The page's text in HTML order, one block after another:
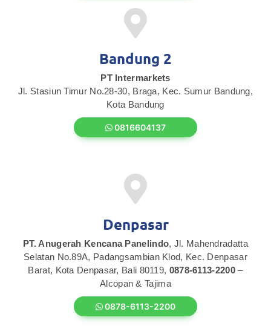
Bandung 2
PT Intermarkets
Jl. Stasiun Timur No.28-30, Braga, Kec. Sumur Bandung,
Kota Bandung
0816604137
Denpasar
PT. Anugerah Kencana Panelindo, Jl. Mahendradatta
Selatan No.89A, Padangsambian Klod, Kec. Denpasar
Barat, Kota Denpasar, Bali 80119, 0878-6113-2200–
Alcopan & Tajima
0878-6113-2200